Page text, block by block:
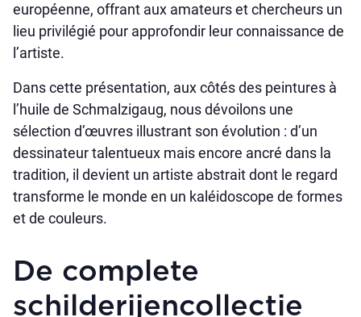
européenne, offrant aux amateurs et chercheurs un
lieu privilégié pour approfondir leur connaissance de
l’artiste.
Dans cette présentation, aux côtés des peintures à
l’huile de Schmalzigaug, nous dévoilons une
sélection d’œuvres illustrant son évolution : d’un
dessinateur talentueux mais encore ancré dans la
tradition, il devient un artiste abstrait dont le regard
transforme le monde en un kaléidoscope de formes
et de couleurs.
De complete
schilderijen­collectie